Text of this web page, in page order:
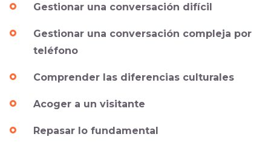
Gestionar una conversación difícil
Gestionar una conversación compleja por
teléfono
Comprender las diferencias culturales
Acoger a un visitante
Repasar lo fundamental